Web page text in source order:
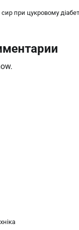
при цукровому